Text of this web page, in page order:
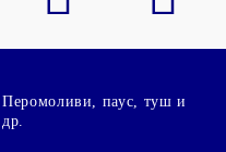
Перомоливи, паус, туш и
др.